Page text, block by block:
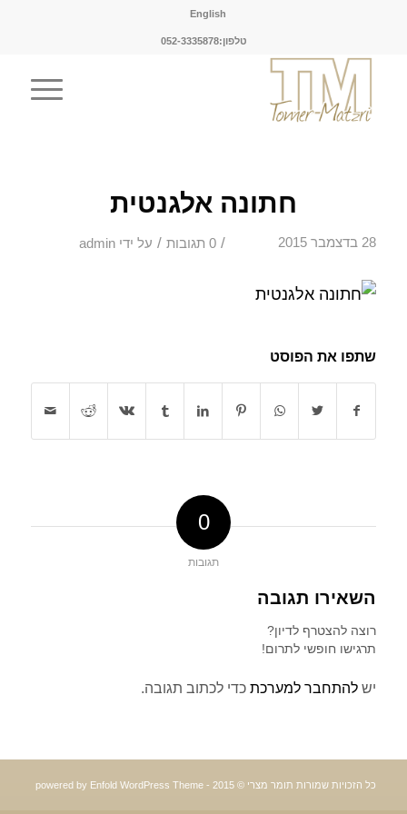
English
טלפון:052-3335878
חתונה אלגנטית
28 בדצמבר 2015 / 0 תגובות / על ידי admin
שתפו את הפוסט
0
תגובות
השאירו תגובה
רוצה להצטרף לדיון?
תרגישו חופשי לתרום!
יש להתחבר למערכתכדי לכתוב תגובה.
כל הזכויות שמורות תומר מצרי © 2015 - powered by Enfold WordPress Theme